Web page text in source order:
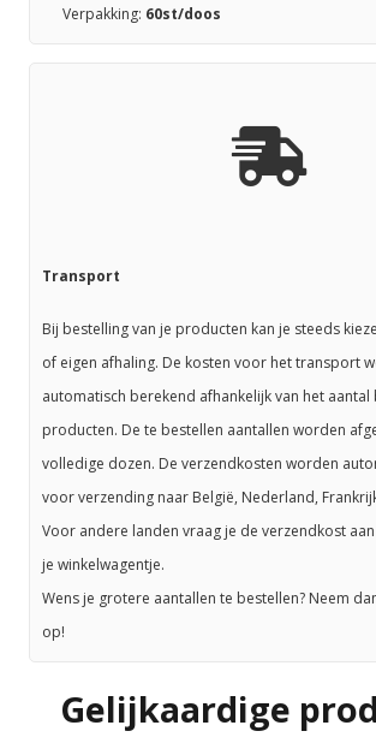
Verpakking: 60st/doos
Transport
Bij bestelling van je producten kan je steeds
of eigen afhaling. De kosten voor het transport
automatisch berekend afhankelijk van het aantal
producten. De te bestellen aantallen worden
volledige dozen. De verzendkosten worden
voor verzending naar België, Nederland,
Voor andere landen vraag je de verzendkost
je winkelwagentje.
Wens je grotere aantallen te bestellen? Neem
op!
Gelijkaardige